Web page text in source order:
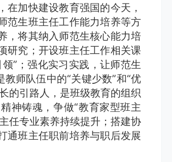
加快建设教育强国的今天，
范生班主任工作能力培养等方
，将其纳入师范生核心能力培
研究；开设班主任工作相关课
”；强化实习实践，让师范生
师队伍中的“关键少数”和“优
的引路人，是班级教育的组织
神铸魂，争做“教育家型班主
任专业素养持续提升；搭建协
通班主任职前培养与职后发展